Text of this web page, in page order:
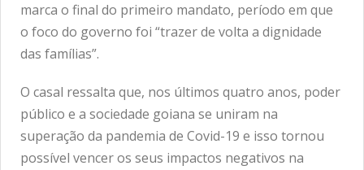
marca o final do primeiro mandato, período em que
o foco do governo foi “trazer de volta a dignidade
das famílias”.
O casal ressalta que, nos últimos quatro anos, poder
público e a sociedade goiana se uniram na
superação da pandemia de Covid-19 e isso tornou
possível vencer os seus impactos negativos na